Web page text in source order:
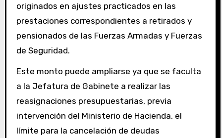
originados en ajustes practicados en las
prestaciones correspondientes a retirados y
pensionados de las Fuerzas Armadas y Fuerzas
de Seguridad.
Este monto puede ampliarse ya que se faculta
a la Jefatura de Gabinete a realizar las
reasignaciones presupuestarias, previa
intervención del Ministerio de Hacienda, el
límite para la cancelación de deudas